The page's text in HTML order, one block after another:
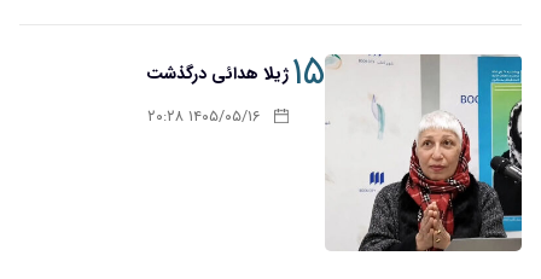
۱۵ژیلا هدائی درگذشت
۱۴۰۵/۰۵/۱۶ ۲۰:۲۸